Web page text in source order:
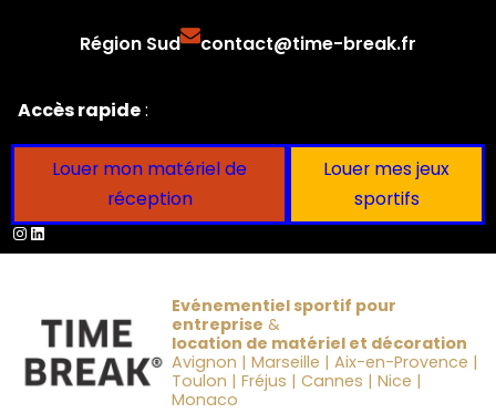
Région Sud contact@time-break.fr
Accès rapide:
Louer mon matériel de
réception
Louer mes jeux
sportifs
Instagram
LinkedIn
Evénementiel sportif pour
entreprise &
location de matériel et décoration
Avignon | Marseille | Aix-en-Provence |
Toulon | Fréjus | Cannes | Nice |
Monaco